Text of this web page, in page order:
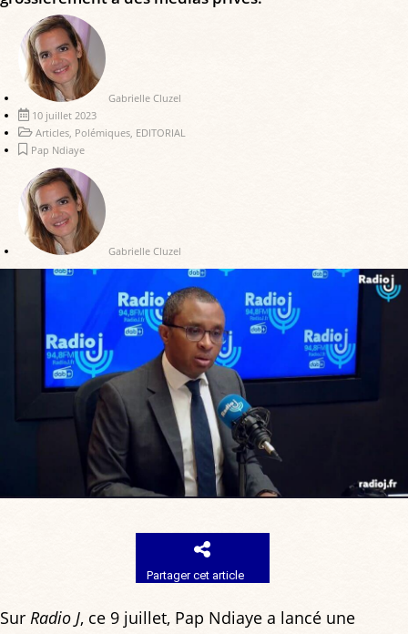
Gabrielle Cluzel
10 juillet 2023
Articles, Polémiques, EDITORIAL
Pap Ndiaye
Gabrielle Cluzel
Partager cet article
Sur Radio J, ce 9 juillet, Pap Ndiaye a lancé une